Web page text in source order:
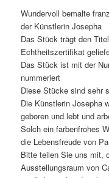
Wundervoll bemalte
der Künstlerin Josepha
Das Stück trägt den
Echtheitszertifikat
Das Stück ist mit der
nummeriert
Diese Stücke sind sehr
Die Künstlerin Josepha
geboren und lebt und
Solch ein farbenfrohes
die Lebensfreude von
Bitte teilen Sie uns mit,
Ausstellungsraum von